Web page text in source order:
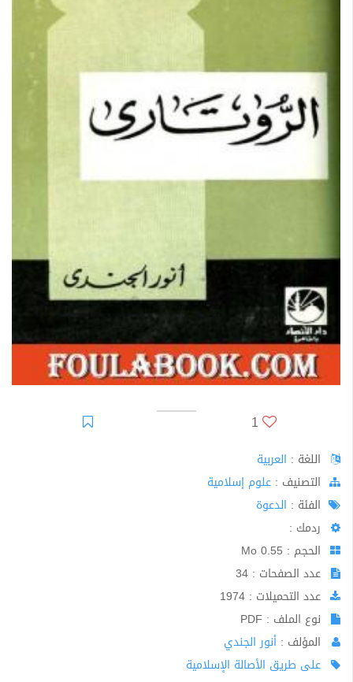
1
اللغة : العربية
اﻟﺘﺼﻨﻴﻒ : علوم إسلامية
الفئة : الدعوة
ردمك :
الحجم : 0.55 Mo
عدد الصفحات : 34
عدد التحميلات : 1974
نوع الملف : PDF
المؤلف : أنور الجندي
على طريق الأصالة الإسلامية